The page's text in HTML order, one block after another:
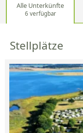
Alle Unterkünfte
6 verfügbar
Stellplätze